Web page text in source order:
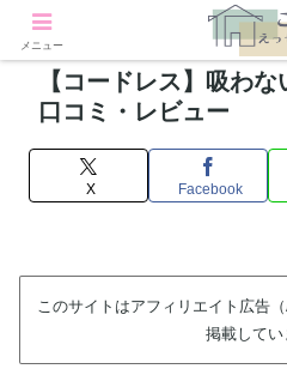
【コードレス】吸わ
口コミ・レビュー
X Facebook
このサイトはアフィリエイト広告
掲載してい
メニュー